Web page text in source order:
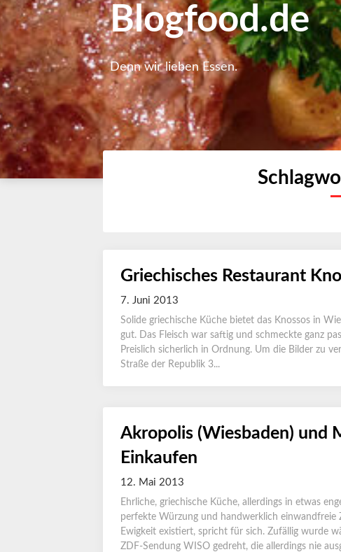
Blogfood.de
Denn wir lieben Essen.
Griechisches Restaurant
7. Juni 2013
Solide griechische Küche bietet das Knossos in
gut. Das Fleisch war saftig und schmeckte ganz
Preislich sicherlich in Ordnung. Um die Bilder zu
Straße der Republik 3...
Akropolis (Wiesbaden) und
Einkaufen
12. Mai 2013
Ehrliche, griechische Küche, allerdings in etwas
perfekte Würzung und handwerklich einwandfreie
Ewigkeit existiert, spricht für sich. Zufällig wurde
ZDF-Sendung WISO gedreht, die allerdings nie